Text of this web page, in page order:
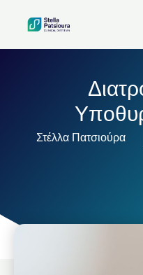
περιεχόμενο
Στέλλα Πατσιούρα